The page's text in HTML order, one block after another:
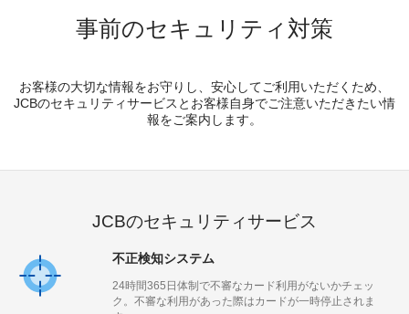
お客様サポート
ギフトカードなど
法人のお客様
事前のセキュリティ対策
お客様の大切な情報をお守りし、安心してご利用いただくため、
JCBのセキュリティサービスとお客様自身でご注意いただきたい情
報をご案内します。
JCBのセキュリティサービス
不正検知システム
24時間365日体制で不審なカード利用がないかチェッ
ク。不審な利用があった際はカードが一時停止されま